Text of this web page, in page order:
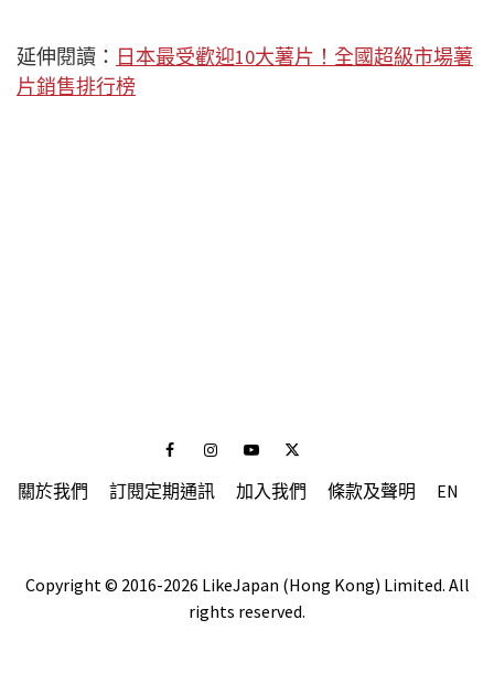
延伸閱讀： 日本最受歡迎10大薯片！全國超級市場薯
片銷售排行榜
FacebookInstagramYoutubeTwitter
關於我們 訂閱定期通訊 加入我們 條款及聲明 EN
Copyright © 2016-2026 LikeJapan (Hong Kong) Limited. All
rights reserved.